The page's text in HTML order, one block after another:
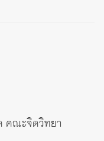
คณะจิตวิทยา